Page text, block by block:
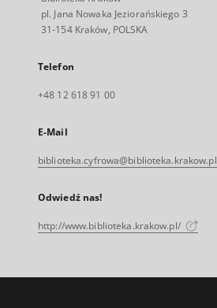
pl. Jana Nowaka Jeziorańskiego 3
31-154 Kraków, POLSKA
Telefon
+48 12 618 91 00
E-Mail
biblioteka.cyfrowa@biblioteka.krakow.pl
Odwiedź nas!
http://www.biblioteka.krakow.pl/